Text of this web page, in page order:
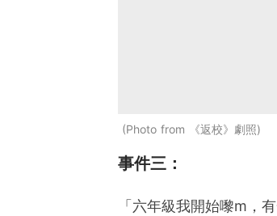
Photo from 《返校》劇照
事件三：
「六年級我開始嚟m，